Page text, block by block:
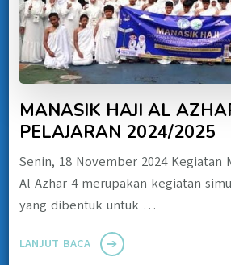
MANASIK HAJI AL
PELAJARAN 2024/2025
Senin, 18 November 2024 Kegiatan
Al Azhar 4 merupakan kegiatan
yang dibentuk untuk …
LANJUT BACA